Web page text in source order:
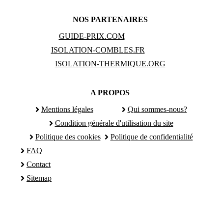
NOS PARTENAIRES
GUIDE-PRIX.COM
ISOLATION-COMBLES.FR
ISOLATION-THERMIQUE.ORG
A PROPOS
Mentions légales
Qui sommes-nous?
Condition générale d'utilisation du site
Politique des cookies
Politique de confidentialité
FAQ
Contact
Sitemap